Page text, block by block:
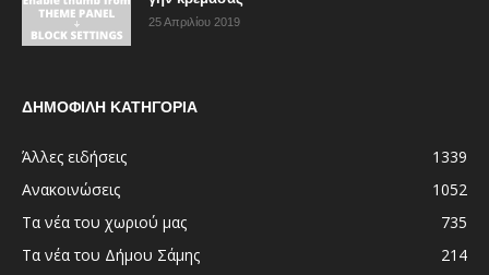
25 Απριλίου 2019
ΔΗΜΟΦΙΛΗ ΚΑΤΗΓΟΡΙΑ
Άλλες ειδήσεις
1339
Ανακοινώσεις
1052
Τα νέα του χωριού μας
735
Τα νέα του Δήμου Σάμης
214